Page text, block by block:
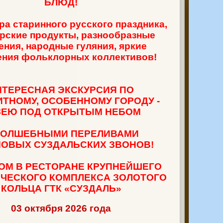
ПО КОЛОРИТНОМУ, ОСОБЕННОМУ ГОРОДУ -
КОЛЬЦА ГТК «СУЗДАЛЬ»
ПО КОЛОРИТНОМУ, ОСОБЕННОМУ ГОРОДУ -
КОЛЬЦА ГТК «СУЗДАЛЬ»
БЛЮД!
старинного русского праздника,
продукты, разнообразные
народные гуляния, яркие
фольклорных коллективов!
ЭКСКУРСИЯ ПО
ОСОБЕННОМУ ГОРОДУ -
ПОД ОТКРЫТЫМ НЕБОМ
ПЕРЕЛИВАМИ
СУЗДАЛЬСКИХ ЗВОНОВ!
В РЕСТОРАНЕ КРУПНЕЙШЕГО
КОМПЛЕКСА ЗОЛОТОГО
КОЛЬЦА ГТК «СУЗДАЛЬ»
03 октября 2026 года